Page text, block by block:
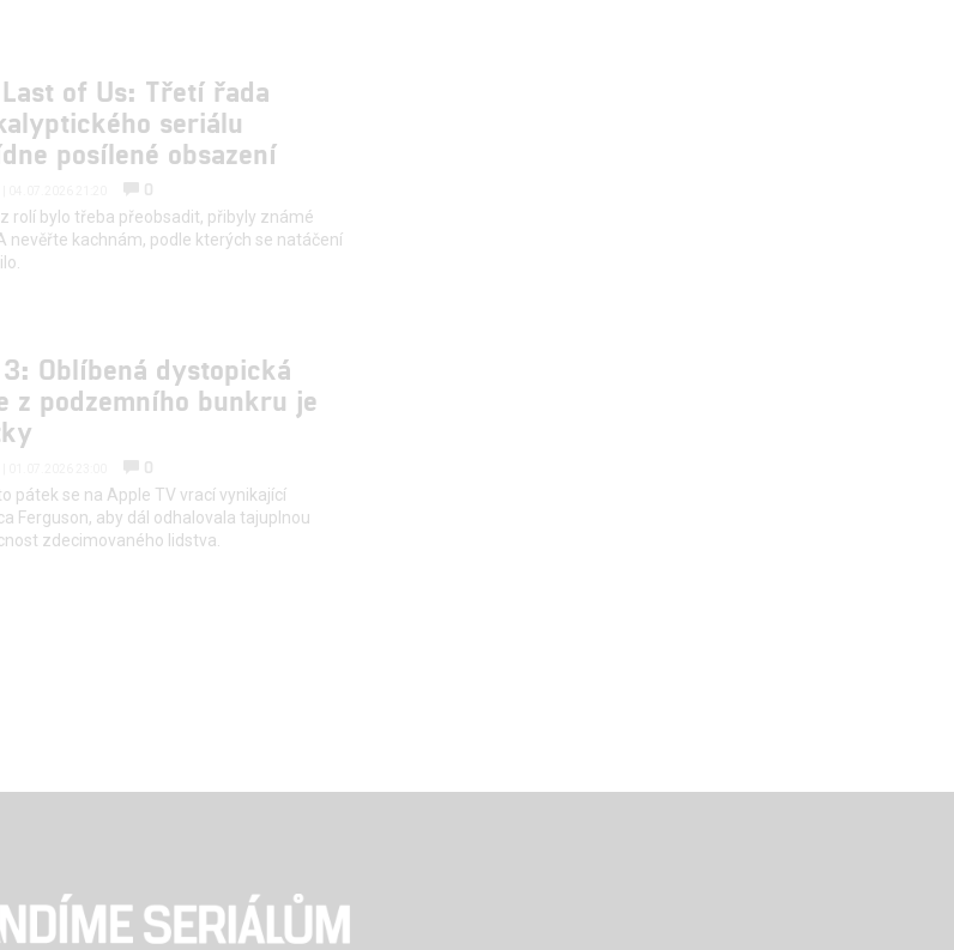
of Us: Třetí řada
seriálu
posílené obsazení
0
rolí bylo třeba přeobsadit, přibyly známé
nevěřte kachnám, podle kterých se natáčení
Oblíbená dystopická
z podzemního bunkru je
0
pátek se na Apple TV vrací vynikající
Ferguson, aby dál odhalovala tajuplnou
zdecimovaného lidstva.